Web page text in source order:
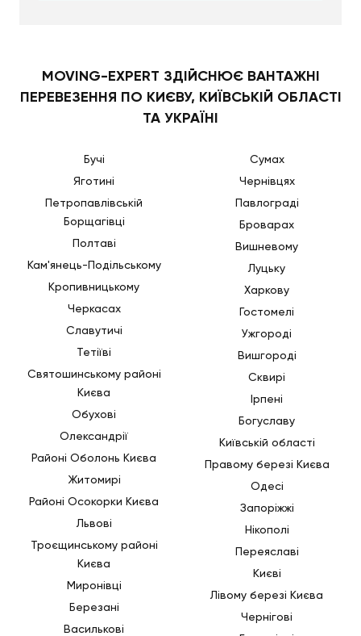
самостійно зроблять все необхідне аби тим
самим позбавити вас будь-якого клопоту.
MOVING-EXPERT ЗДІЙСНЮЄ ВАНТАЖНІ
ПЕРЕВЕЗЕННЯ ПО КИЄВУ, КИЇВСЬКІЙ ОБЛАСТІ
ТА УКРАЇНІ
Бучі
Яготині
Петропавлівській
Борщагівці
Полтаві
Кам'янець-Подільському
Кропивницькому
Черкасах
Славутичі
Тетіїві
Святошинському районі
Києва
Обухові
Олександрії
Районі Оболонь Києва
Житомирі
Районі Осокорки Києва
Львові
Троєщинському районі
Києва
Миронівці
Березані
Василькові
Сумах
Чернівцях
Павлограді
Броварах
Вишневому
Луцьку
Харкову
Гостомелі
Ужгороді
Вишгороді
Сквирі
Ірпені
Богуславу
Київській області
Правому березі Києва
Одесі
Запоріжжі
Нікополі
Переяславі
Києві
Лівому березі Києва
Чернігові